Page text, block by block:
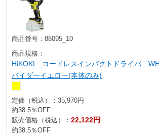
商品番号： 88095_10
商品規格：
HiKOKI コードレスインパクトドライバ
パイダーイエロー(本体のみ)
定価（税込）： 35,970円
約38.5％OFF
販売価格（税込）： 22,122円
約38.5％OFF